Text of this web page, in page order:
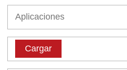
Cargar